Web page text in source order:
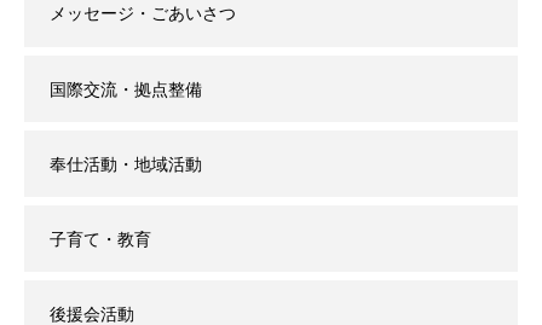
メッセージ・ごあいさつ
国際交流・拠点整備
奉仕活動・地域活動
子育て・教育
後援会活動